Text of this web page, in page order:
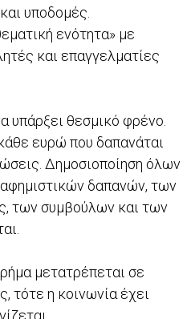
υποδομές.
ενότητα» με
και επαγγελματίες
υπάρξει θεσμικό φρένο.
ευρώ που δαπανάται
Δημοσιοποίηση όλων
δαπανών, των
των συμβούλων και των
μετατρέπεται σε
τότε η κοινωνία έχει